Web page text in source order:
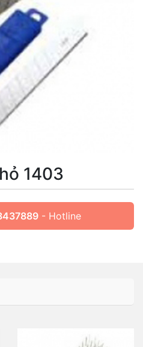
1403
- Hotline